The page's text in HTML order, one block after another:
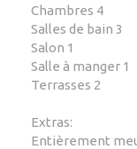
Chambres 4
Salles de bain 3
Salon 1
Salle à manger 1
Terrasses 2
Extras:
Entièrement